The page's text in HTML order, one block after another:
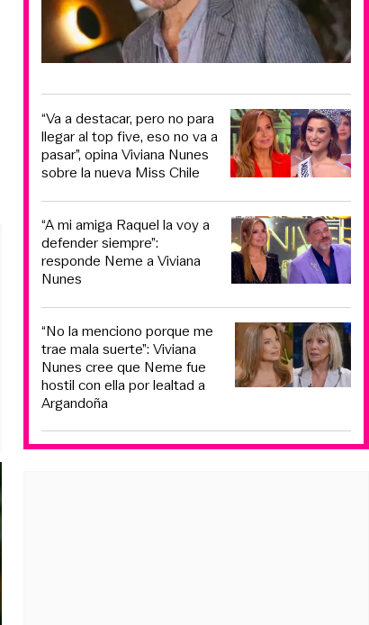
“Va a destacar, pero no para
llegar al top five, eso no va a
pasar”, opina Viviana Nunes
sobre la nueva Miss Chile
“A mi amiga Raquel la voy a
defender siempre”:
responde Neme a Viviana
Nunes
“No la menciono porque me
trae mala suerte”: Viviana
Nunes cree que Neme fue
hostil con ella por lealtad a
Argandoña